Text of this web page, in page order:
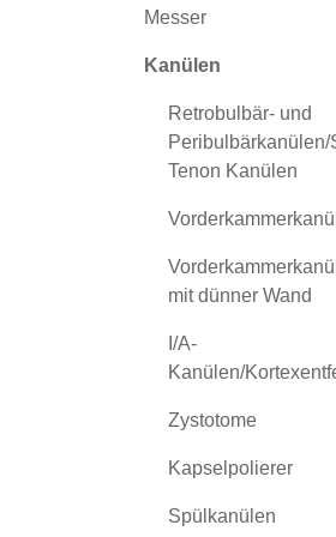
Messer
Kanülen
Retrobulbär- und
Peribulbärkanülen/
Tenon Kanülen
mit dünner Wand
I/A-
Kanülen/
Zystotome
Kapselpolierer
Spülkanülen